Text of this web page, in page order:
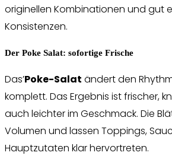
originellen Kombinationen und gut
Konsistenzen.
Der Poke Salat: sofortige Frische
Das’Poke-Salat ändert den
komplett. Das Ergebnis ist frischer,
auch leichter im Geschmack. Die
Volumen und lassen Toppings,
Hauptzutaten klar hervortreten.